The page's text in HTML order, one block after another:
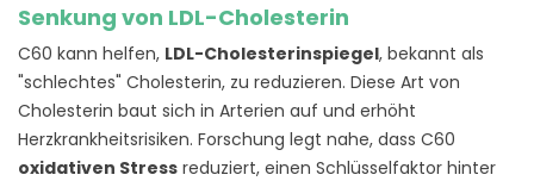
Senkung von LDL-Cholesterin
C60 kann helfen, LDL-Cholesterinspiegel, bekannt als
"schlechtes" Cholesterin, zu reduzieren. Diese Art von
Cholesterin baut sich in Arterien auf und erhöht
Herzkrankheitsrisiken. Forschung legt nahe, dass C60
oxidativen Stress reduziert, einen Schlüsselfaktor hinter